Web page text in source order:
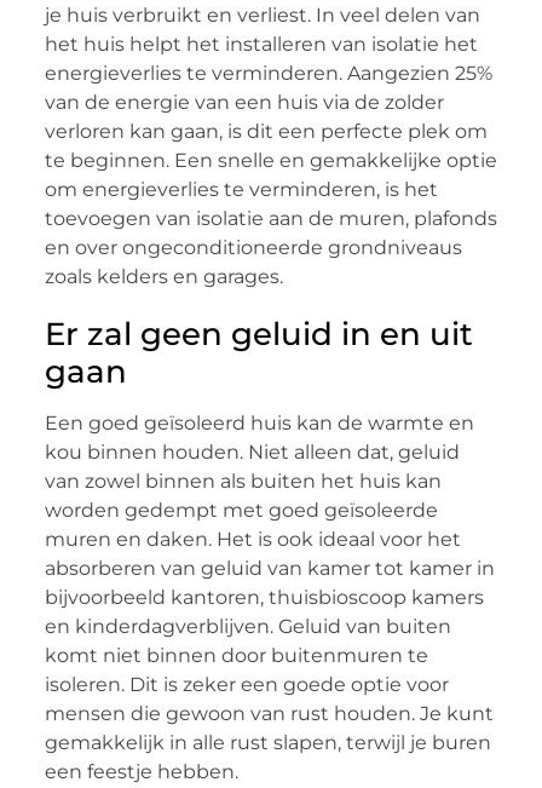
je huis verbruikt en verliest. In veel delen van
het huis helpt het installeren van isolatie het
energieverlies te verminderen. Aangezien 25%
van de energie van een huis via de zolder
verloren kan gaan, is dit een perfecte plek om
te beginnen. Een snelle en gemakkelijke optie
om energieverlies te verminderen, is het
toevoegen van isolatie aan de muren, plafonds
en over ongeconditioneerde grondniveaus
zoals kelders en garages.
Er zal geen geluid in en uit
gaan
Een goed geïsoleerd huis kan de warmte en
kou binnen houden. Niet alleen dat, geluid
van zowel binnen als buiten het huis kan
worden gedempt met goed geïsoleerde
muren en daken. Het is ook ideaal voor het
absorberen van geluid van kamer tot kamer in
bijvoorbeeld kantoren, thuisbioscoop kamers
en kinderdagverblijven. Geluid van buiten
komt niet binnen door buitenmuren te
isoleren. Dit is zeker een goede optie voor
mensen die gewoon van rust houden. Je kunt
gemakkelijk in alle rust slapen, terwijl je buren
een feestje hebben.